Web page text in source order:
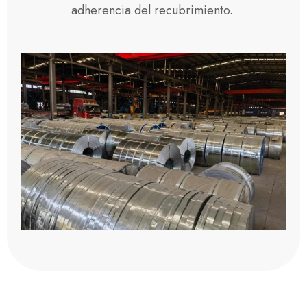
adherencia del recubrimiento.